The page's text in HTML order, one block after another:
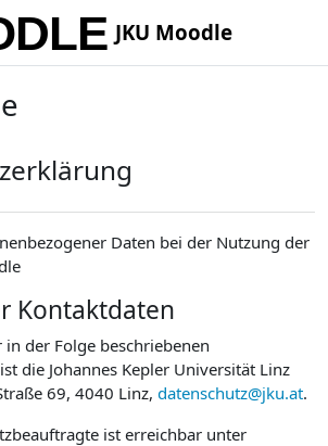
JKU Moodle
Daten bei der Nutzung der
Kontaktdaten
der Folge beschriebenen
die Johannes Kepler Universität Linz
69, 4040 Linz, datenschutz@jku.at.
ist erreichbar unter